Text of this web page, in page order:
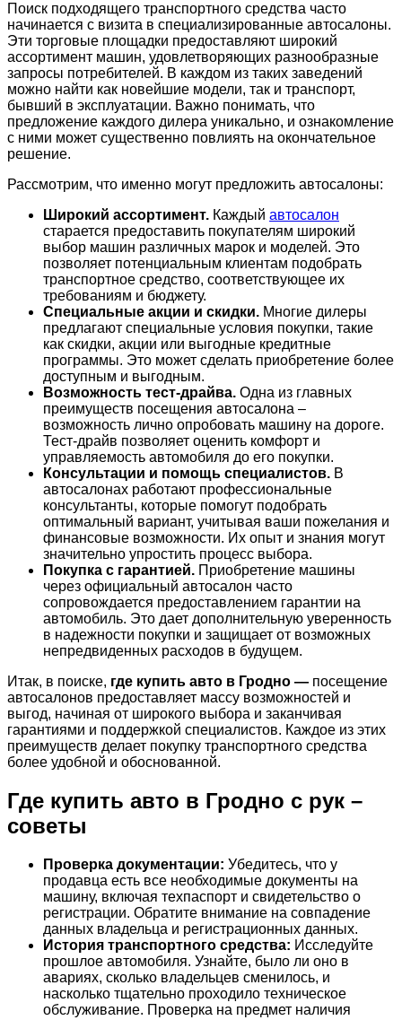
Поиск подходящего транспортного средства часто
начинается с визита в специализированные автосалоны.
Эти торговые площадки предоставляют широкий
ассортимент машин, удовлетворяющих разнообразные
запросы потребителей. В каждом из таких заведений
можно найти как новейшие модели, так и транспорт,
бывший в эксплуатации. Важно понимать, что
предложение каждого дилера уникально, и ознакомление
с ними может существенно повлиять на окончательное
решение.
Рассмотрим, что именно могут предложить автосалоны:
Широкий ассортимент. Каждый автосалон
старается предоставить покупателям широкий
выбор машин различных марок и моделей. Это
позволяет потенциальным клиентам подобрать
транспортное средство, соответствующее их
требованиям и бюджету.
Специальные акции и скидки. Многие дилеры
предлагают специальные условия покупки, такие
как скидки, акции или выгодные кредитные
программы. Это может сделать приобретение более
доступным и выгодным.
Возможность тест-драйва. Одна из главных
преимуществ посещения автосалона –
возможность лично опробовать машину на дороге.
Тест-драйв позволяет оценить комфорт и
управляемость автомобиля до его покупки.
Консультации и помощь специалистов. В
автосалонах работают профессиональные
консультанты, которые помогут подобрать
оптимальный вариант, учитывая ваши пожелания и
финансовые возможности. Их опыт и знания могут
значительно упростить процесс выбора.
Покупка с гарантией. Приобретение машины
через официальный автосалон часто
сопровождается предоставлением гарантии на
автомобиль. Это дает дополнительную уверенность
в надежности покупки и защищает от возможных
непредвиденных расходов в будущем.
Итак, в поиске, где купить авто в Гродно — посещение
автосалонов предоставляет массу возможностей и
выгод, начиная от широкого выбора и заканчивая
гарантиями и поддержкой специалистов. Каждое из этих
преимуществ делает покупку транспортного средства
более удобной и обоснованной.
Где купить авто в Гродно с рук –
советы
Проверка документации: Убедитесь, что у
продавца есть все необходимые документы на
машину, включая техпаспорт и свидетельство о
регистрации. Обратите внимание на совпадение
данных владельца и регистрационных данных.
История транспортного средства: Исследуйте
прошлое автомобиля. Узнайте, было ли оно в
авариях, сколько владельцев сменилось, и
насколько тщательно проходило техническое
обслуживание. Проверка на предмет наличия